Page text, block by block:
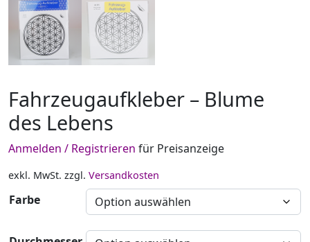
Fahrzeugaufkleber – Blume
des Lebens
Anmelden / Registrieren für Preisanzeige
exkl. MwSt. zzgl. Versandkosten
Farbe